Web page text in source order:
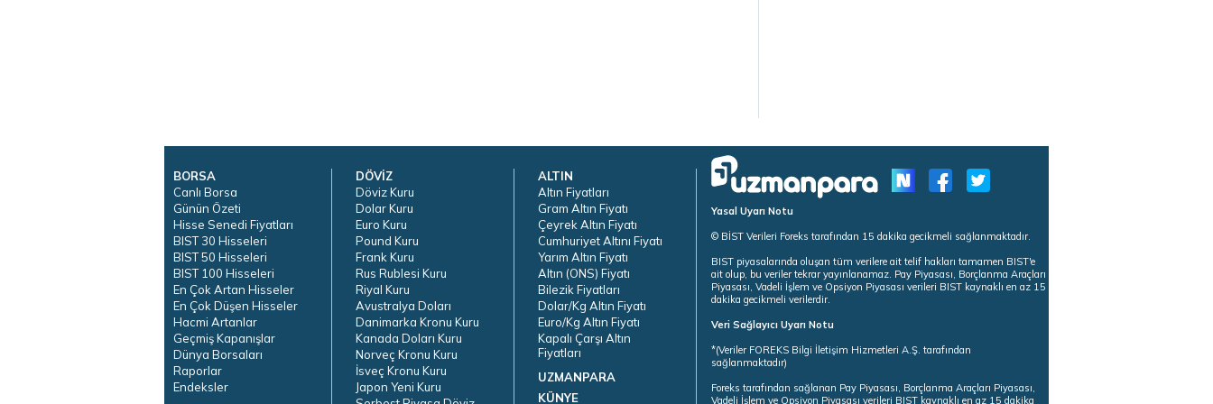
BORSA
Canlı Borsa
Günün Özeti
Hisse Senedi Fiyatları
BIST 30 Hisseleri
BIST 50 Hisseleri
BIST 100 Hisseleri
En Çok Artan Hisseler
En Çok Düşen Hisseler
Hacmi Artanlar
Geçmiş Kapanışlar
Dünya Borsaları
Raporlar
Endeksler
DÖVİZ
Döviz Kuru
Dolar Kuru
Euro Kuru
Pound Kuru
Frank Kuru
Rus Rublesi Kuru
Riyal Kuru
Avustralya Doları
Danimarka Kronu Kuru
Kanada Doları Kuru
Norveç Kronu Kuru
İsveç Kronu Kuru
Japon Yeni Kuru
ALTIN
Altın Fiyatları
Gram Altın Fiyatı
Çeyrek Altın Fiyatı
Cumhuriyet Altını Fiyatı
Yarım Altın Fiyatı
Altın (ONS) Fiyatı
Bilezik Fiyatları
Dolar/Kg Altın Fiyatı
Euro/Kg Altın Fiyatı
Kapalı Çarşı Altın
Fiyatları
UZMANPARA
KÜNYE
Yasal Uyarı Notu
© BİST Verileri Foreks tarafından 15 dakika gecikmeli sağlanmaktadır.
BIST piyasalarında oluşan tüm verilere ait telif hakları tamamen BIST'e
ait olup, bu veriler tekrar yayınlanamaz. Pay Piyasası, Borçlanma Araçları
Piyasası, Vadeli İşlem ve Opsiyon Piyasası verileri BIST kaynaklı en az 15
dakika gecikmeli verilerdir.
Veri Sağlayıcı Uyarı Notu
*(Veriler FOREKS Bilgi İletişim Hizmetleri A.Ş. tarafından
sağlanmaktadır)
Foreks tarafından sağlanan Pay Piyasası, Borçlanma Araçları Piyasası,
Vadeli İşlem ve Opsiyon Piyasası verileri BIST kaynaklı en az 15 dakika